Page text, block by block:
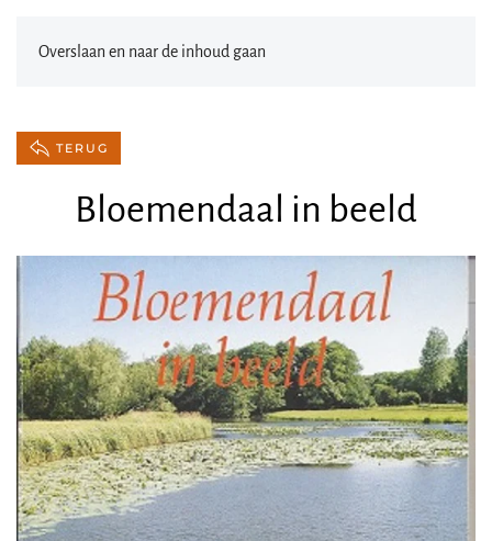
Overslaan en naar de inhoud gaan
TERUG
Bloemendaal in beeld